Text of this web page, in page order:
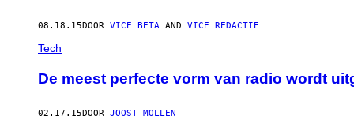
08.18.15DOOR VICE BETA AND VICE REDACTIE
Tech
De meest perfecte vorm van radio wordt
02.17.15DOOR JOOST MOLLEN